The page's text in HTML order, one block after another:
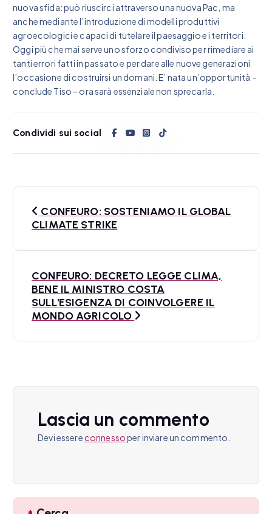
nuova sfida: può riuscirci attraverso una nuova Pac, ma
anche mediante l’introduzione di modelli produttivi
agroecologici e capaci di tutelare il paesaggio e i territori.
Oggi più che mai serve uno sforzo condiviso per rimediare ai
tanti errori fatti in passato e per dare alle nuove generazioni
l’occasione di costruirsi un domani. E’ nata un’opportunità –
conclude Tiso – ora sarà essenziale non sprecarla.
Condividi sui social
o
r
CONFEURO: SOSTENIAMO IL GLOBAL
CLIMATE STRIKE
CONFEURO: DECRETO LEGGE CLIMA,
BENE IL MINISTRO COSTA
SULL'ESIGENZA DI COINVOLGERE IL
MONDO AGRICOLO
Lascia un commento
Devi essereconnessoper inviare un commento.